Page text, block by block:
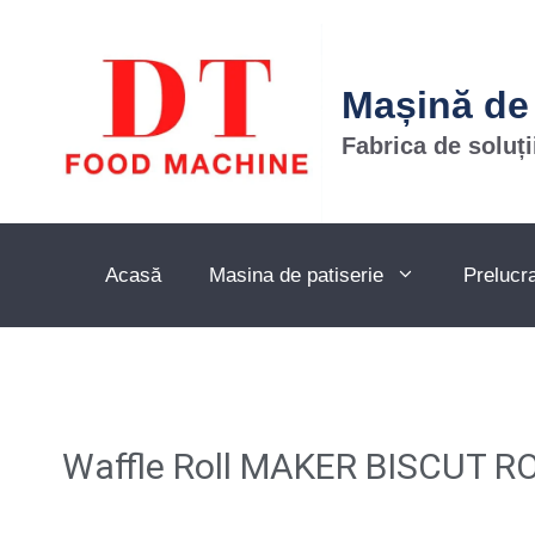
Mașină
Fabrica de
Acasă Masina de patiserie
Waffle Roll MAKER BISCUT